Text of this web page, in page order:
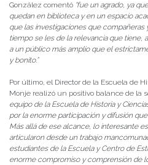
González comentó “fue un agrado, ya
quedan en biblioteca y en un espacio
que las investigaciones que
tiempo se les de la relevancia que tiene,
a un público más amplio que el
y bonito.”
Por último, el Director de la Escuela de
Monje realizó un positivo balance de la
equipo de la Escuela de Historia y
por la enorme participación y difusión
Más allá de ese alcance, lo interesante
articularon desde un trabajo
estudiantes de la Escuela y Centro de
enorme compromiso y comprensión de